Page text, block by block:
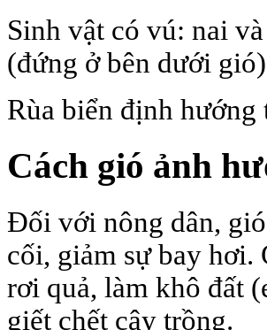
Sinh vật có vú: nai
(đứng ở bên dưới
Rùa biển định
Cách gió ảnh
Đối với nông dân,
cối, giảm sự bay hơi.
rơi quả, làm khô đất
giết chết cây trồng.